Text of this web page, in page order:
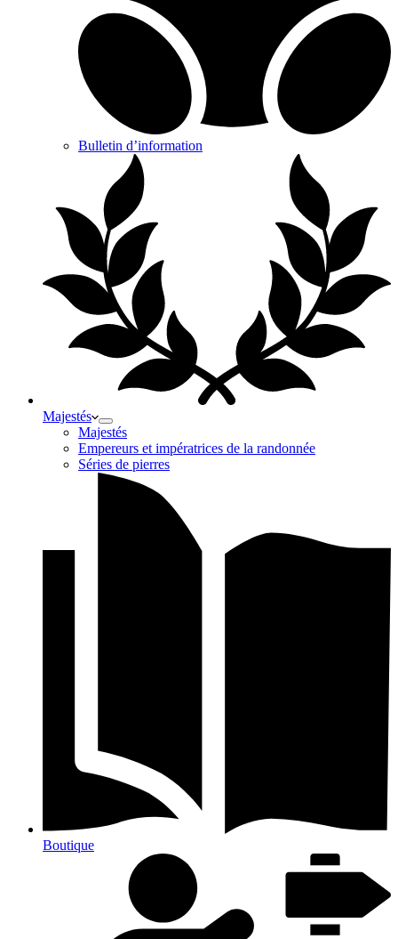
Bulletin d’information
Majestés
Majestés
Empereurs et impératrices de la randonnée
Séries de pierres
Boutique